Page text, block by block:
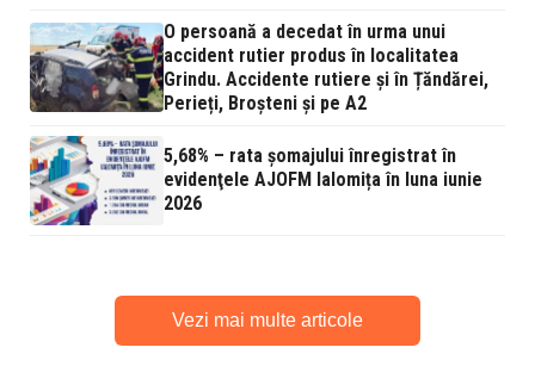
O persoană a decedat în urma unui
accident rutier produs în localitatea
Grindu. Accidente rutiere și în Țăndărei,
Perieți, Broșteni și pe A2
5,68% – rata şomajului înregistrat în
evidenţele AJOFM Ialomița în luna iunie
2026
Vezi mai multe articole